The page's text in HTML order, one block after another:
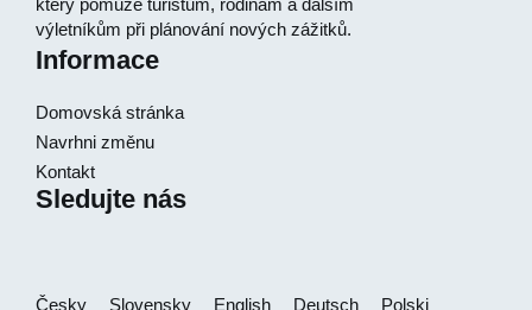
který pomůže turistům, rodinám a dalším
výletníkům při plánování nových zážitků.
Informace
Domovská stránka
Navrhni změnu
Kontakt
Sledujte nás
Česky Slovensky English Deutsch Polski